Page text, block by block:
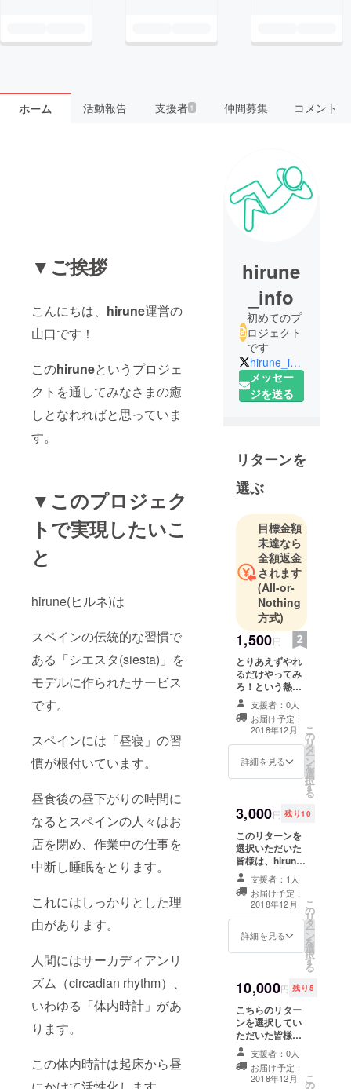
ホーム 活動報告 支援者 1 仲間募集 コメント
▼ご挨拶
こんにちは、 hirune運営の
山口です！
このhiruneというプロジェ
クトを通してみなさまの癒
しとなれればと思っていま
す。
▼このプロジェク
トで実現したいこ
と
hirune(ヒルネ)は
スペインの伝統的な習慣で
ある「シエスタ(siesta)」を
モデルに作られたサービス
です。
スペインには「昼寝」の習
慣が根付いています。
昼食後の昼下がりの時間に
なるとスペインの人々はお
店を閉め、作業中の仕事を
中断し睡眠をとります。
これにはしっかりとした理
由があります。
人間にはサーカディアンリ
ズム（circadian rhythm）、
いわゆる「体内時計」があ
ります。
この体内時計は起床から昼
hirune
_info
初めてのプ
ロジェクト
です
hirune_info
メッセー
ジを送る
リターンを
選ぶ
目標金額
未達なら
全額返金
されます
(All-or-
Nothing
方式)
1,500円
とりあえずやれ
るだけやってみ
ろ！という熱い
意思で背中をた
たいてくれる方
には 「運営メン
バーからの熱い
メッセージ」を
お届けします！
支援者：0人
お届け予定：
2018年12月
詳細を見る
こ
の
リ
タ
ー
ン
を
選
択
す
る
3,000円 残り10
このリターンを
選択いただいた
皆様は、hirune
サイト内にてお
名前を掲示させ
ていただきま
す！
支援者：1人
お届け予定：
2018年12月
詳細を見る
こ
の
リ
タ
ー
ン
を
選
択
す
る
10,000円 残り5
こちらのリター
ンを選択してい
ただいた皆様は
「hiruneスペー
スの利用料を永
年30％OFF」と
させていただき
支援者：0人
お届け予定：
2018年12月
こ
の